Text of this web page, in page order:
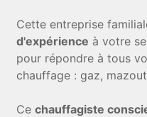
Cette entreprise
d'expérience à votre
pour répondre à tous
chauffage : gaz,
Cechauffagiste